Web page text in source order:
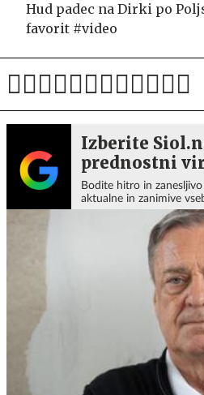
Hud padec na Dirki po
favorit #video
Izberite
prednostni
Bodite hitro in
aktualne in zanimive